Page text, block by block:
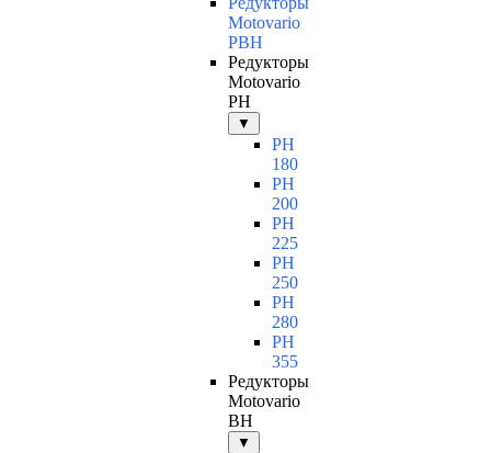
Motovario
PBH
Редукторы
Motovario
PH
▼
PH
180
PH
200
PH
225
PH
250
PH
280
PH
355
Редукторы
Motovario
BH
▼